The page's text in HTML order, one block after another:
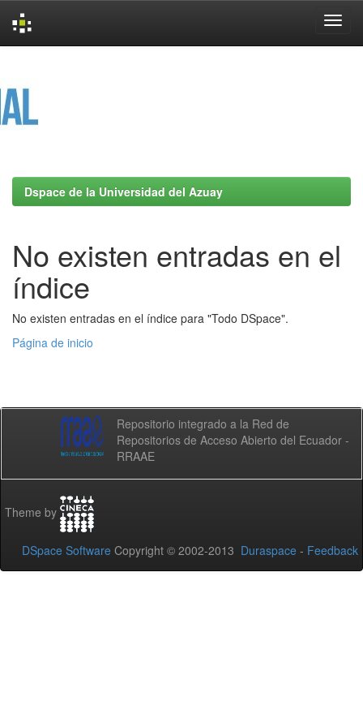
Dspace de la Universidad del Azuay
No existen entradas en el
índice
No existen entradas en el índice para "Todo DSpace".
Página de inicio
Repositorio integrado a la Red de
Repositorios de Acceso Abierto del Ecuador -
RRAAE
Theme by
DSpace Software Copyright © 2002-2013 Duraspace - Feedback